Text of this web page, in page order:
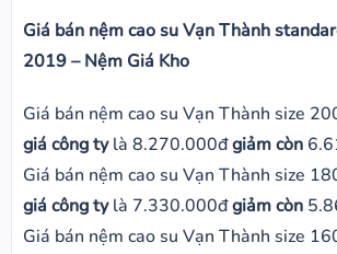
Giá bán nệm cao su Vạn Thành
2019 – Nệm Giá Kho
Giá bán nệm cao su Vạn Thành size
giá công tylà 8.270.000đgiảm còn
Giá bán nệm cao su Vạn Thành size
giá công tylà 7.330.000đgiảm còn
Giá bán nệm cao su Vạn Thành size